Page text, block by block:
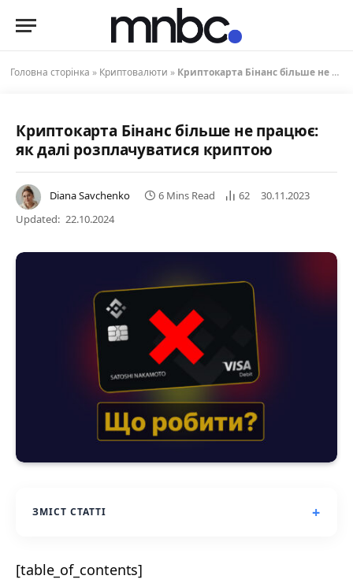
Головна сторінка » Криптовалюти » Криптокарта Бінанс більше не працює: як далі розплачуватися криптою
Криптокарта Бінанс більше не працює:
як далі розплачуватися криптою
Diana Savchenko 6 Mins Read 62
30.11.2023
Updated: 22.10.2024
ЗМІСТ СТАТТІ
[table_of_contents]